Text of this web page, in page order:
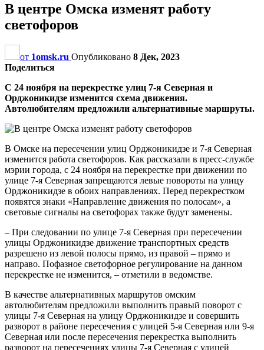
В центре Омска изменят работу
светофоров
от 1omsk.ru Опубликовано 8 Дек, 2023
Поделиться
С 24 ноября на перекрестке улиц 7-я Северная и
Орджоникидзе изменится схема движения.
Автолюбителям предложили альтернативные маршруты.
В Омске на пересечении улиц Орджоникидзе и 7-я Северная
изменится работа светофоров. Как рассказали в пресс-службе
мэрии города, с 24 ноября на перекрестке при движении по
улице 7-я Северная запрещаются левые повороты на улицу
Орджоникидзе в обоих направлениях. Перед перекрестком
появятся знаки «Направление движения по полосам», а
световые сигналы на светофорах также будут заменены.
– При следовании по улице 7-я Северная при пересечении
улицы Орджоникидзе движение транспортных средств
разрешено из левой полосы прямо, из правой – прямо и
направо. Пофазное светофорное регулирование на данном
перекрестке не изменится, – отметили в ведомстве.
В качестве альтернативных маршрутов омским
автолюбителям предложили выполнить правый поворот с
улицы 7-я Северная на улицу Орджоникидзе и совершить
разворот в районе пересечения с улицей 5-я Северная или 9-я
Северная или после пересечения перекрестка выполнить
разворот на пересечениях улицы 7-я Северная с улицей